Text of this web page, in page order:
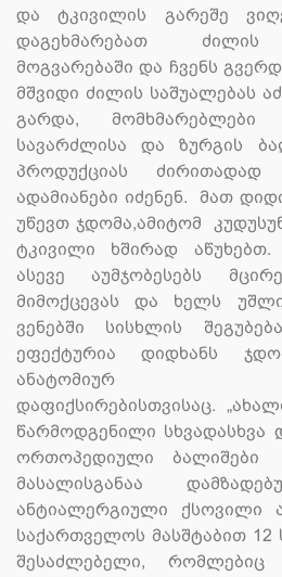
და ტკივილის გარეშე
დაგეხმარებათ ძილის
მოგვარებაში და ჩვენს
მშვიდი ძილის საშუალებას
გარდა, მომხმარებლები
სავარძლისა და ზურგის
პროდუქციას ძირითადად
ადამიანები იძენენ. მათ
უწევთ ჯდომა,ამიტომ
ტკივილი ხშირად
ასევე აუმჯობესებს
მიმოქცევას და ხელს
ვენებში სისხლის
ეფექტურია დიდხანს
ანატომიურ
დაფიქსირებისთვისაც.
წარმოდგენილი სხვადასხვა
ორთოპედიული ბალიშები
მასალისგანაა
ანტიალერგიული ქსოვილი
საქართველოს მასშტაბით 12
შესაძლებელი,